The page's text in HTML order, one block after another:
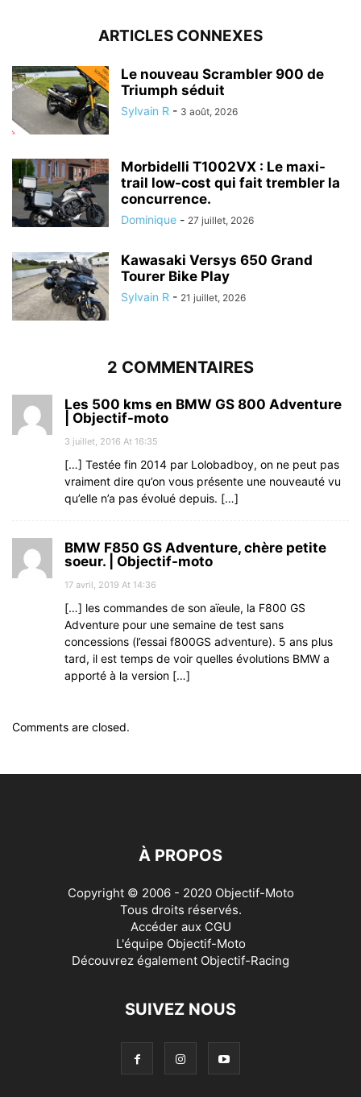
ARTICLES CONNEXES
Le nouveau Scrambler 900 de
Triumph séduit
Sylvain R - 3 août, 2026
Morbidelli T1002VX : Le maxi-
trail low-cost qui fait trembler la
concurrence.
Dominique - 27 juillet, 2026
Kawasaki Versys 650 Grand
Tourer Bike Play
Sylvain R - 21 juillet, 2026
2 COMMENTAIRES
Les 500 kms en BMW GS 800 Adventure
| Objectif-moto
3 juillet, 2016 At 16:35
[…] Testée fin 2014 par Lolobadboy, on ne peut pas
vraiment dire qu’on vous présente une nouveauté vu
qu’elle n’a pas évolué depuis. […]
BMW F850 GS Adventure, chère petite
soeur. | Objectif-moto
17 avril, 2019 At 14:36
[…] les commandes de son aïeule, la F800 GS
Adventure pour une semaine de test sans
concessions (l’essai f800GS adventure). 5 ans plus
tard, il est temps de voir quelles évolutions BMW a
apporté à la version […]
Comments are closed.
À PROPOS
Copyright © 2006 - 2020 Objectif-Moto
Tous droits réservés.
Accéder aux CGU
L'équipe Objectif-Moto
Découvrez également Objectif-Racing
SUIVEZ NOUS